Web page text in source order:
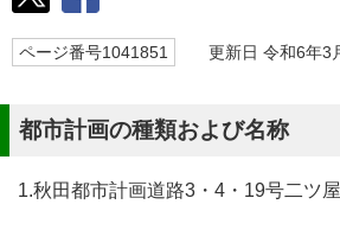
ページ番号1041851 更新日 令和6年3
都市計画の種類および名称
1.秋田都市計画道路3・4・19号二ツ